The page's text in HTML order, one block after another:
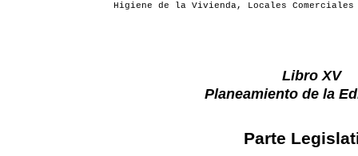
Higiene de la Vivienda, Locales
Libro XV
Planeamiento de la
Parte